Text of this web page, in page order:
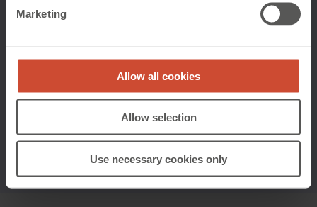
Marketing
Allow all cookies
Allow selection
Use necessary cookies only
forhold ikke er tilstrækkelige, supplerer mekaniske
komponenter for at opretholde stabil temperatur
ventilation